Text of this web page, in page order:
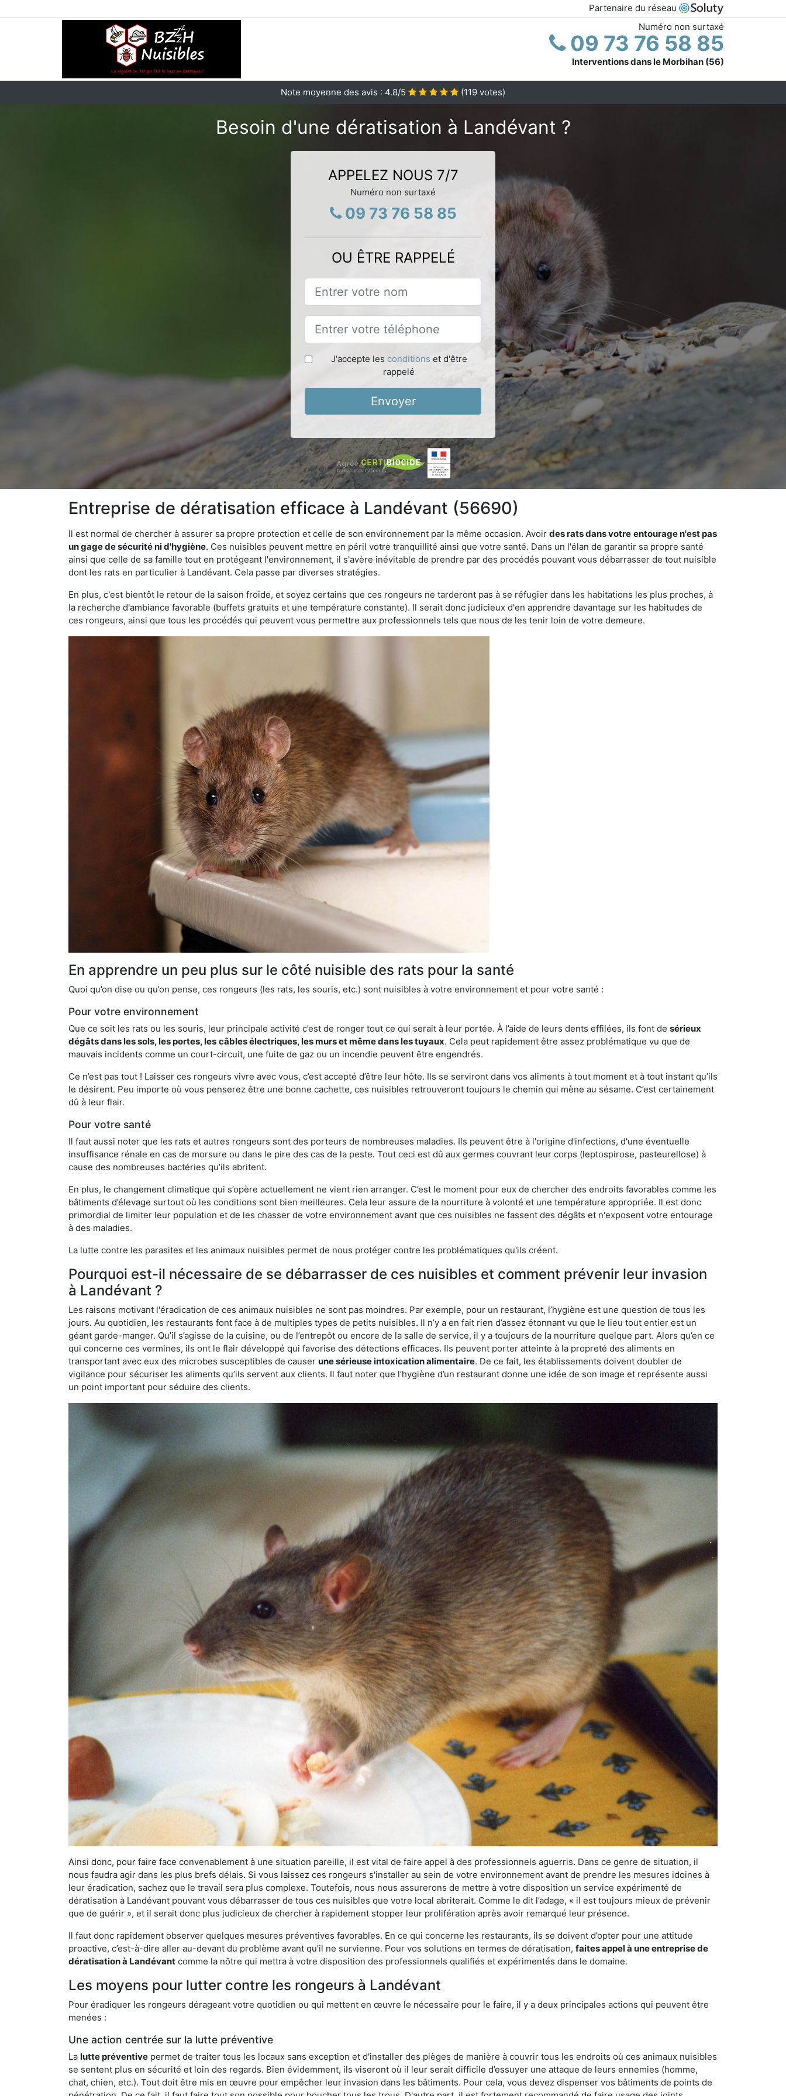
Partenaire du réseau
Numéro non surtaxé
09 73 76 58 85
Interventions dans le Morbihan (56)
Note moyenne des avis : 4.8/5 (119 votes)
Besoin d'une dératisation à Landévant ?
APPELEZ NOUS 7/7
Numéro non surtaxé
09 73 76 58 85
OU ÊTRE RAPPELÉ
J'accepte les conditions et d'être
rappelé
Envoyer
Entreprise de dératisation efficace à Landévant (56690)
Il est normal de chercher à assurer sa propre protection et celle de son environnement par la même occasion. Avoir des rats dans votre entourage n'est pas
un gage de sécurité ni d'hygiène. Ces nuisibles peuvent mettre en péril votre tranquillité ainsi que votre santé. Dans un l'élan de garantir sa propre santé
ainsi que celle de sa famille tout en protégeant l'environnement, il s'avère inévitable de prendre par des procédés pouvant vous débarrasser de tout nuisible
dont les rats en particulier à Landévant. Cela passe par diverses stratégies.
En plus, c'est bientôt le retour de la saison froide, et soyez certains que ces rongeurs ne tarderont pas à se réfugier dans les habitations les plus proches, à
la recherche d'ambiance favorable (buffets gratuits et une température constante). Il serait donc judicieux d'en apprendre davantage sur les habitudes de
ces rongeurs, ainsi que tous les procédés qui peuvent vous permettre aux professionnels tels que nous de les tenir loin de votre demeure.
En apprendre un peu plus sur le côté nuisible des rats pour la santé
Quoi qu’on dise ou qu’on pense, ces rongeurs (les rats, les souris, etc.) sont nuisibles à votre environnement et pour votre santé :
Pour votre environnement
Que ce soit les rats ou les souris, leur principale activité c’est de ronger tout ce qui serait à leur portée. À l’aide de leurs dents effilées, ils font de sérieux
dégâts dans les sols, les portes, les câbles électriques, les murs et même dans les tuyaux. Cela peut rapidement être assez problématique vu que de
mauvais incidents comme un court-circuit, une fuite de gaz ou un incendie peuvent être engendrés.
Ce n’est pas tout ! Laisser ces rongeurs vivre avec vous, c’est accepté d’être leur hôte. Ils se serviront dans vos aliments à tout moment et à tout instant qu’ils
le désirent. Peu importe où vous penserez être une bonne cachette, ces nuisibles retrouveront toujours le chemin qui mène au sésame. C’est certainement
dû à leur flair.
Pour votre santé
Il faut aussi noter que les rats et autres rongeurs sont des porteurs de nombreuses maladies. Ils peuvent être à l'origine d'infections, d'une éventuelle
insuffisance rénale en cas de morsure ou dans le pire des cas de la peste. Tout ceci est dû aux germes couvrant leur corps (leptospirose, pasteurellose) à
cause des nombreuses bactéries qu’ils abritent.
En plus, le changement climatique qui s’opère actuellement ne vient rien arranger. C’est le moment pour eux de chercher des endroits favorables comme les
bâtiments d’élevage surtout où les conditions sont bien meilleures. Cela leur assure de la nourriture à volonté et une température appropriée. Il est donc
primordial de limiter leur population et de les chasser de votre environnement avant que ces nuisibles ne fassent des dégâts et n'exposent votre entourage
à des maladies.
La lutte contre les parasites et les animaux nuisibles permet de nous protéger contre les problématiques qu'ils créent.
Pourquoi est-il nécessaire de se débarrasser de ces nuisibles et comment prévenir leur invasion
à Landévant ?
Les raisons motivant l'éradication de ces animaux nuisibles ne sont pas moindres. Par exemple, pour un restaurant, l’hygiène est une question de tous les
jours. Au quotidien, les restaurants font face à de multiples types de petits nuisibles. Il n’y a en fait rien d’assez étonnant vu que le lieu tout entier est un
géant garde-manger. Qu’il s’agisse de la cuisine, ou de l’entrepôt ou encore de la salle de service, il y a toujours de la nourriture quelque part. Alors qu’en ce
qui concerne ces vermines, ils ont le flair développé qui favorise des détections efficaces. Ils peuvent porter atteinte à la propreté des aliments en
transportant avec eux des microbes susceptibles de causer une sérieuse intoxication alimentaire. De ce fait, les établissements doivent doubler de
vigilance pour sécuriser les aliments qu’ils servent aux clients. Il faut noter que l’hygiène d’un restaurant donne une idée de son image et représente aussi
un point important pour séduire des clients.
Ainsi donc, pour faire face convenablement à une situation pareille, il est vital de faire appel à des professionnels aguerris. Dans ce genre de situation, il
nous faudra agir dans les plus brefs délais. Si vous laissez ces rongeurs s'installer au sein de votre environnement avant de prendre les mesures idoines à
leur éradication, sachez que le travail sera plus complexe. Toutefois, nous nous assurerons de mettre à votre disposition un service expérimenté de
dératisation à Landévant pouvant vous débarrasser de tous ces nuisibles que votre local abriterait. Comme le dit l’adage, « il est toujours mieux de prévenir
que de guérir », et il serait donc plus judicieux de chercher à rapidement stopper leur prolifération après avoir remarqué leur présence.
Il faut donc rapidement observer quelques mesures préventives favorables. En ce qui concerne les restaurants, ils se doivent d’opter pour une attitude
proactive, c’est-à-dire aller au-devant du problème avant qu’il ne survienne. Pour vos solutions en termes de dératisation, faites appel à une entreprise de
dératisation à Landévant comme la nôtre qui mettra à votre disposition des professionnels qualifiés et expérimentés dans le domaine.
Les moyens pour lutter contre les rongeurs à Landévant
Pour éradiquer les rongeurs dérageant votre quotidien ou qui mettent en œuvre le nécessaire pour le faire, il y a deux principales actions qui peuvent être
menées :
Une action centrée sur la lutte préventive
La lutte préventive permet de traiter tous les locaux sans exception et d'installer des pièges de manière à couvrir tous les endroits où ces animaux nuisibles
se sentent plus en sécurité et loin des regards. Bien évidemment, ils viseront où il leur serait difficile d’essuyer une attaque de leurs ennemies (homme,
chat, chien, etc.). Tout doit être mis en œuvre pour empêcher leur invasion dans les bâtiments. Pour cela, vous devez dispenser vos bâtiments de points de